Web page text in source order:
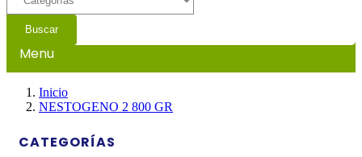
Buscar
Menu
Inicio
NESTOGENO 2 800 GR
CATEGORÍAS